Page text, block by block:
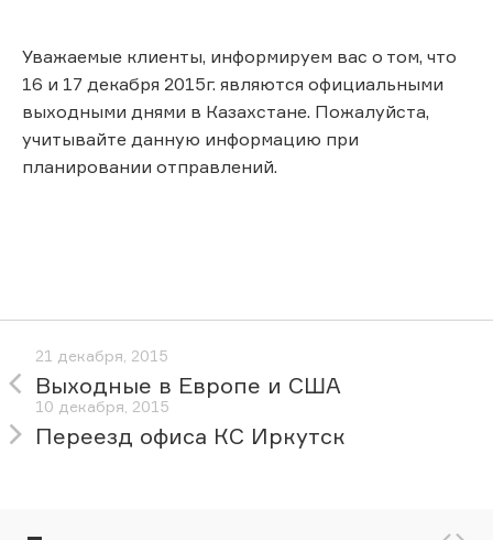
Уважаемые клиенты, информируем вас о том, что
16 и 17 декабря 2015г. являются официальными
выходными днями в Казахстане. Пожалуйста,
учитывайте данную информацию при
планировании отправлений.
21 декабря, 2015
Выходные в Европе и США
10 декабря, 2015
Переезд офиса КС Иркутск